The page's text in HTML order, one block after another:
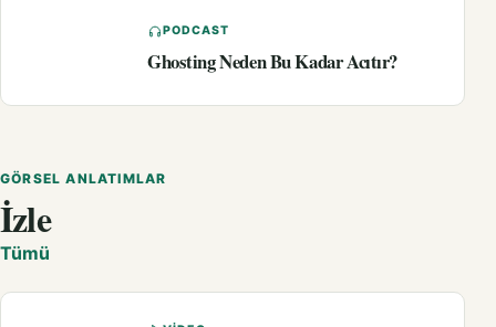
PODCAST
Ghosting Neden Bu Kadar Acıtır?
GÖRSEL ANLATIMLAR
İzle
Tümü